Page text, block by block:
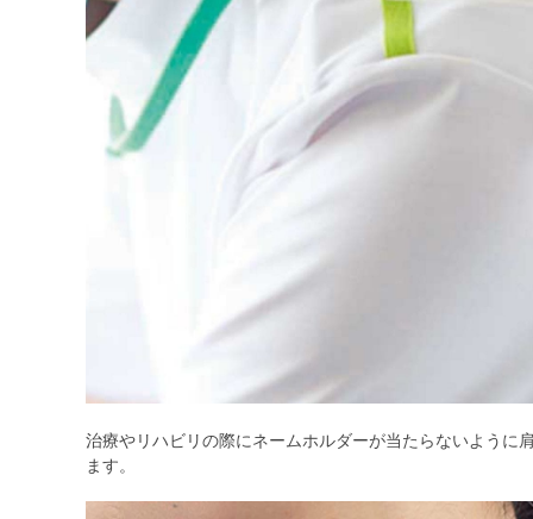
治療やリハビリの際にネームホルダーが当たらないように
ます。